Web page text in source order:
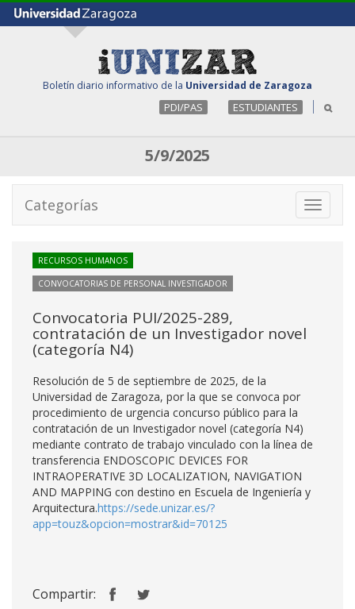
Boletín diario informativo de la Universidad de Zaragoza
PDI/PAS ESTUDIANTES
5/9/2025
Toggle
Categorías
RECURSOS HUMANOS
CONVOCATORIAS DE PERSONAL INVESTIGADOR
Convocatoria PUI/2025-289,
contratación de un Investigador novel
(categoría N4)
Resolución de 5 de septiembre de 2025, de la
Universidad de Zaragoza, por la que se convoca por
procedimiento de urgencia concurso público para la
contratación de un Investigador novel (categoría N4)
mediante contrato de trabajo vinculado con la línea de
transferencia ENDOSCOPIC DEVICES FOR
INTRAOPERATIVE 3D LOCALIZATION, NAVIGATION
AND MAPPING con destino en Escuela de Ingeniería y
Arquitectura.https://sede.unizar.es/?
app=touz&opcion=mostrar&id=70125
Compartir: